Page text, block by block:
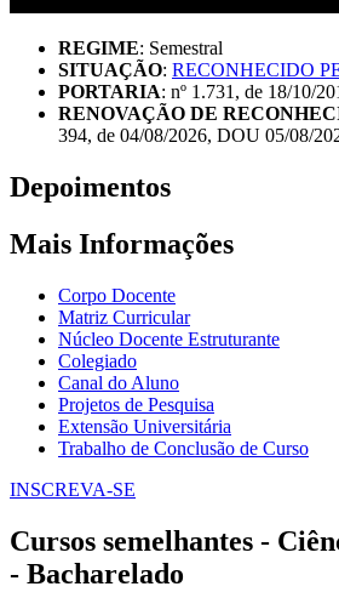
REGIME: Semestral
SITUAÇÃO: RECONHECIDO
PORTARIA: nº 1.731, de 18/10/
RENOVAÇÃO DE
394, de 04/08/2026, DOU 05/08/
Depoimentos
Mais Informações
Corpo Docente
Matriz Curricular
Núcleo Docente Estruturante
Colegiado
Canal do Aluno
Projetos de Pesquisa
Extensão Universitária
Trabalho de Conclusão de Curso
INSCREVA-SE
Cursos semelhantes -
- Bacharelado